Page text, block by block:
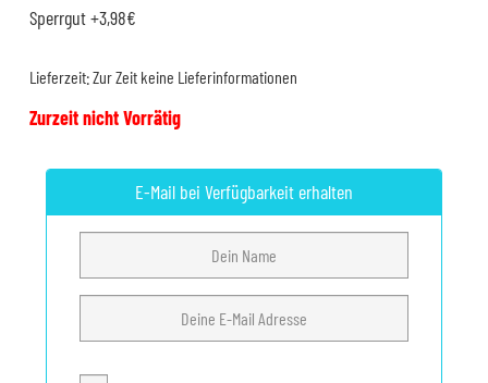
Sperrgut +3,98€
Lieferzeit:Zur Zeit keine Lieferinformationen
Zurzeit nicht Vorrätig
E-Mail bei Verfügbarkeit erhalten